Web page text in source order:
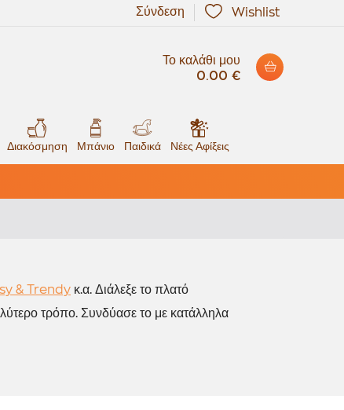
Wishlist
Σύνδεση
Το καλάθι μου
0.00 €
Διακόσμηση Μπάνιο Παιδικά Νέες Αφίξεις
& Trendy κ.α. Διάλεξε το πλατό
τρόπο. Συνδύασε το με κατάλληλα